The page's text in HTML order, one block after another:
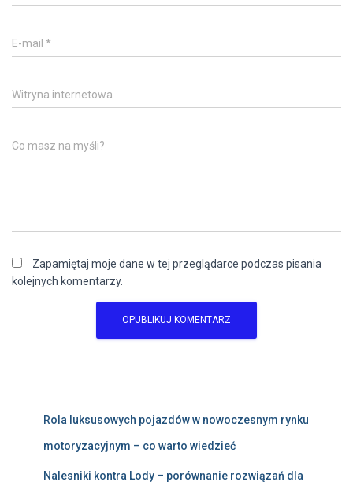
E-mail *
Witryna internetowa
Co masz na myśli?
Zapamiętaj moje dane w tej przeglądarce podczas pisania
kolejnych komentarzy.
Rola luksusowych pojazdów w nowoczesnym rynku
motoryzacyjnym – co warto wiedzieć
Nalesniki kontra Lody – porównanie rozwiązań dla